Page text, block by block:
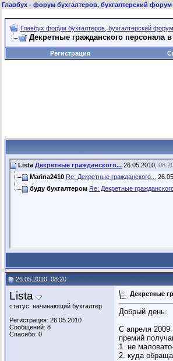
Главбух - форум бухгалтеров, бухгалтерский
Главбух форум бухгалтеров, бухгалтерский
Декретные гражданского персонала
Регистрация
Lista Декретные гражданского... 26.05.2010,
Marina2410 Re: Декретные гражданского...
буду бухгалтером Re: Декретные
26.05.2010, 08:20
Lista
статус: начинающий бухгалтер
Регистрация: 26.05.2010
Сообщений: 8
Спасибо: 0
Декретные
Добрый день.
С апреля 2009
премий
1. не
2. куда